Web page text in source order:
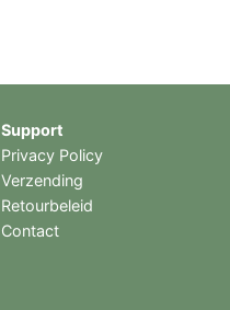
Support
Privacy Policy
Verzending
Retourbeleid
Contact